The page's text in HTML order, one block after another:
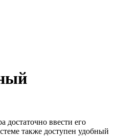
достаточно ввести его
также доступен удобный